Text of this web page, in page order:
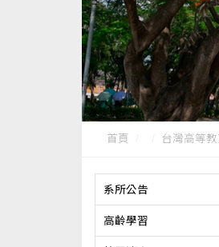
首頁 台灣高等
系所公告
高齡學習